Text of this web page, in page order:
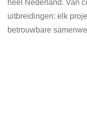
heel Nederland. Van
uitbreidingen: elk
betrouwbare